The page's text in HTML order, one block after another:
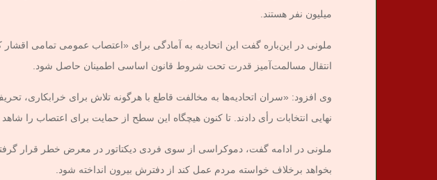
میلیون نفر هستند.
ملونی در این‌باره گفت این اتحادیه به آمادگی برای «اعتصاب عمومی تمامی
انتقال مسالمت‌آمیز قدرت تحت شروط قانون اساسی اطمینان حاصل شود.
وی افزود: «سران اتحادیه‌ها به مخالفت قاطع با هرگونه تلاش برای خرابکاری،
نهایی انتخابات رأی دادند. تا کنون هیچگاه این سطح از حمایت برای اعتصاب را شاهد
ملونی در ادامه گفت، دموکراسی از سوی فردی دیکتاتور در معرض خطر قرار
بخواهد برخلاف خواسته مردم عمل کند از دفترش بیرون انداخته شود.